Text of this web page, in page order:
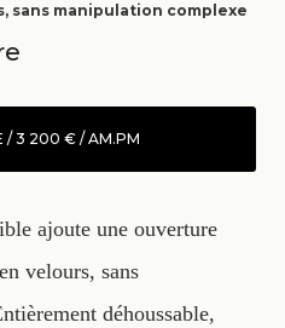
sans manipulation complexe
/ 3 200 € / AM.PM
ajoute une ouverture
velours, sans
déhoussable,